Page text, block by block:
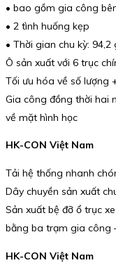
• bao gồm gia công
• 2 tình huống kẹp
• Thời gian chu kỳ: 94,2
Ô sản xuất với 6 trục
Tối ưu hóa về số lượng
Gia công đồng thời hai
về mặt hình học
HK-CON Việt Nam
Tải hệ thống nhanh
Dây chuyền sản xuất
Sản xuất bệ đỡ ổ trục
bằng ba trạm gia công
HK-CON Việt Nam